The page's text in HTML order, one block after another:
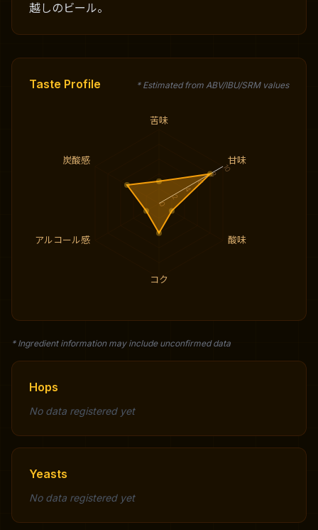
越しのビール。
Taste Profile * Estimated from ABV/IBU/SRM values
苦味
甘味
酸味
コク
アルコール感
炭酸感
0
2
4
6
8
10
* Ingredient information may include unconfirmed data
Hops
No data registered yet
Yeasts
No data registered yet